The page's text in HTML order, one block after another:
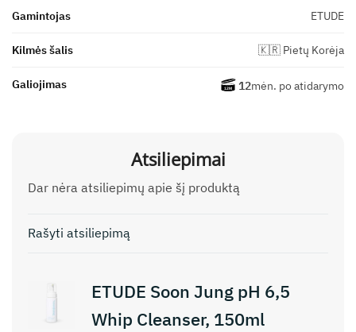
Gamintojas ETUDE
Kilmės šalis 🇰🇷 Pietų Korėja
Galiojimas 12mėn. po atidarymo
Atsiliepimai
Dar nėra atsiliepimų apie šį produktą
Rašyti atsiliepimą
ETUDE Soon Jung pH 6,5
Whip Cleanser, 150ml